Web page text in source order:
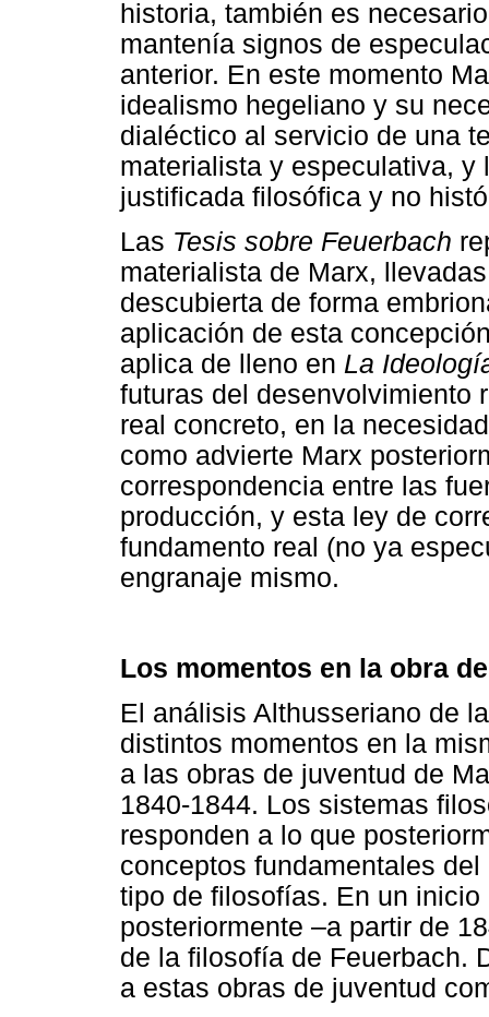
historia, también es
mantenía signos de
anterior. En este momento
idealismo hegeliano y su
dialéctico al servicio de una
materialista y especulativa,
justificada filosófica y no
Las Tesis sobre Feuerbach
materialista de Marx,
descubierta de forma
aplicación de esta
aplica de lleno en La
futuras del desenvolvimiento
real concreto, en la
como advierte Marx
correspondencia entre las
producción, y esta ley de
fundamento real (no ya
engranaje mismo.
Los momentos en la obra
El análisis Althusseriano de
distintos momentos en la
a las obras de juventud de
1840-1844. Los sistemas
responden a lo que
conceptos fundamentales
tipo de filosofías. En un
posteriormente –a partir de
de la filosofía de Feuerbach.
a estas obras de juventud